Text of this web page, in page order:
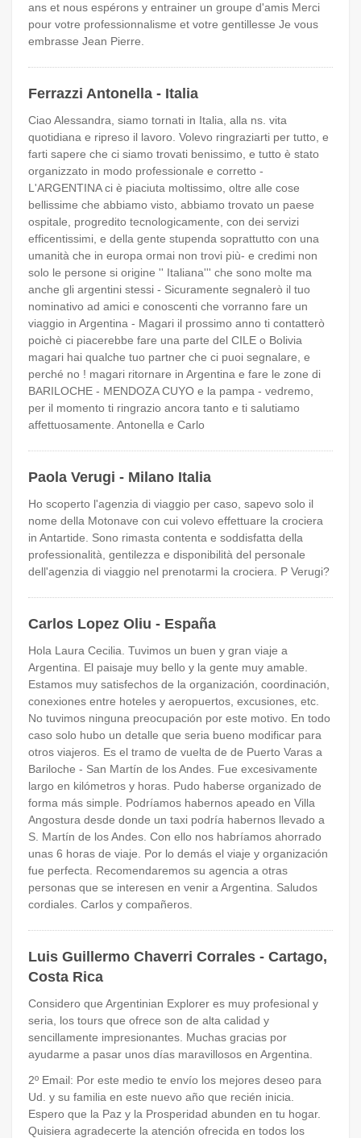
ans et nous espérons y entrainer un groupe d'amis Merci
pour votre professionnalisme et votre gentillesse Je vous
embrasse Jean Pierre.
Ferrazzi Antonella - Italia
Ciao Alessandra, siamo tornati in Italia, alla ns. vita
quotidiana e ripreso il lavoro. Volevo ringraziarti per tutto, e
farti sapere che ci siamo trovati benissimo, e tutto è stato
organizzato in modo professionale e corretto -
L'ARGENTINA ci è piaciuta moltissimo, oltre alle cose
bellissime che abbiamo visto, abbiamo trovato un paese
ospitale, progredito tecnologicamente, con dei servizi
efficentissimi, e della gente stupenda soprattutto con una
umanità che in europa ormai non trovi più- e credimi non
solo le persone si origine '' Italiana''' che sono molte ma
anche gli argentini stessi - Sicuramente segnalerò il tuo
nominativo ad amici e conoscenti che vorranno fare un
viaggio in Argentina - Magari il prossimo anno ti contatterò
poichè ci piacerebbe fare una parte del CILE o Bolivia
magari hai qualche tuo partner che ci puoi segnalare, e
perché no ! magari ritornare in Argentina e fare le zone di
BARILOCHE - MENDOZA CUYO e la pampa - vedremo,
per il momento ti ringrazio ancora tanto e ti salutiamo
affettuosamente. Antonella e Carlo
Paola Verugi - Milano Italia
Ho scoperto l'agenzia di viaggio per caso, sapevo solo il
nome della Motonave con cui volevo effettuare la crociera
in Antartide. Sono rimasta contenta e soddisfatta della
professionalità, gentilezza e disponibilità del personale
dell'agenzia di viaggio nel prenotarmi la crociera. P Verugi?
Carlos Lopez Oliu - España
Hola Laura Cecilia. Tuvimos un buen y gran viaje a
Argentina. El paisaje muy bello y la gente muy amable.
Estamos muy satisfechos de la organización, coordinación,
conexiones entre hoteles y aeropuertos, excusiones, etc.
No tuvimos ninguna preocupación por este motivo. En todo
caso solo hubo un detalle que seria bueno modificar para
otros viajeros. Es el tramo de vuelta de de Puerto Varas a
Bariloche - San Martín de los Andes. Fue excesivamente
largo en kilómetros y horas. Pudo haberse organizado de
forma más simple. Podríamos habernos apeado en Villa
Angostura desde donde un taxi podría habernos llevado a
S. Martín de los Andes. Con ello nos habríamos ahorrado
unas 6 horas de viaje. Por lo demás el viaje y organización
fue perfecta. Recomendaremos su agencia a otras
personas que se interesen en venir a Argentina. Saludos
cordiales. Carlos y compañeros.
Luis Guillermo Chaverri Corrales - Cartago,
Costa Rica
Considero que Argentinian Explorer es muy profesional y
seria, los tours que ofrece son de alta calidad y
sencillamente impresionantes. Muchas gracias por
ayudarme a pasar unos días maravillosos en Argentina.
2º Email: Por este medio te envío los mejores deseo para
Ud. y su familia en este nuevo año que recién inicia.
Espero que la Paz y la Prosperidad abunden en tu hogar.
Quisiera agradecerte la atención ofrecida en todos los